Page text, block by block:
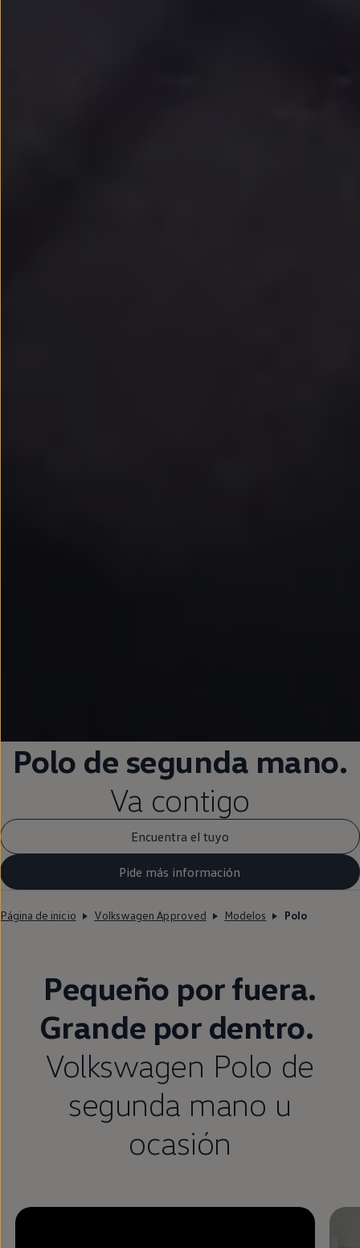
Polo de segunda mano.
Va contigo
Encuentra el tuyo
Pide más información
Página de inicio Volkswagen Approved Modelos Polo
Pequeño por fuera.
Grande por dentro.
Volkswagen Polo de
segunda mano u
ocasión
Enable fullscreen mode